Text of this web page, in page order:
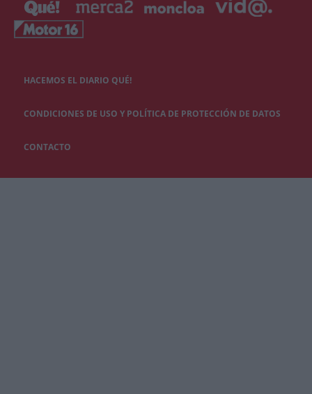
HACEMOS EL DIARIO QUÉ!
CONDICIONES DE USO Y POLÍTICA DE PROTECCIÓN DE DATOS
CONTACTO